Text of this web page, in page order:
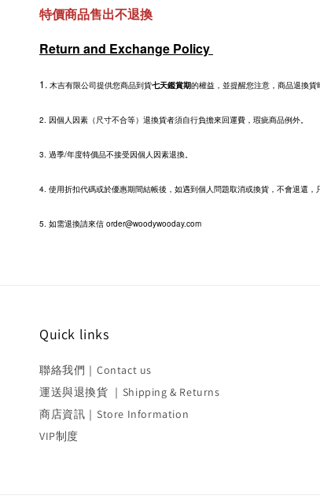
特價商品售出不退換
Return and Exchange Policy
1. 木吉有限公司提供您商品到貨七天鑑賞期的權益，並提醒您注意，商品退換
2. 因個人因素（尺寸不合等）退換貨者須自行負擔來回運費，瑕疵商品例外。
3. 過季/年度特價品不接受因個人因素退換。
4. 使用折扣代碼或於優惠期間結帳後，如遇到個人問題取消或換貨，不會退還，
5. 如需退換請來信 order@woodywooday.com
Quick links
聯絡我們｜Contact us
運送與退換貨 ｜Shipping & Returns
商店資訊｜Store Information
VIP制度